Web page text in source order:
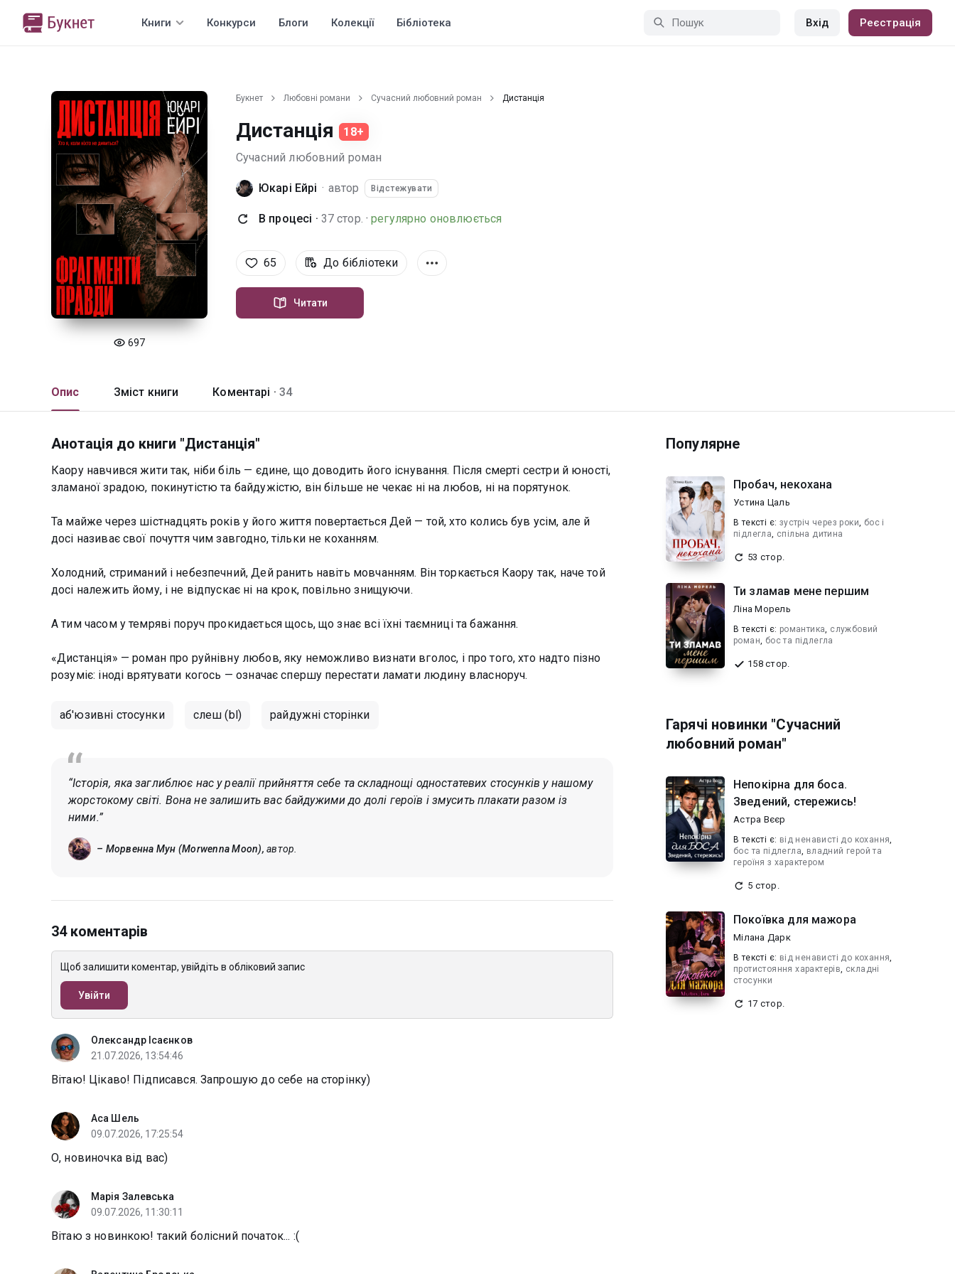
Книги Конкурси Блоги Колекції Бібліотека Вхід Реєстрація
697
Букнет Любовні романи Сучасний любовний роман Дистанція
Дистанція
18+
Сучасний любовний роман
Юкарі Ейрі · автор Відстежувати
В процесі · 37 стор. ·регулярно оновлюється
65 До бібліотеки
Читати
Опис Зміст книги Коментарі · 34
Анотація до книги "Дистанція"
Каору навчився жити так, ніби біль — єдине, що доводить його існування. Після смерті сестри й юності,
зламаної зрадою, покинутістю та байдужістю, він більше не чекає ні на любов, ні на порятунок.
Та майже через шістнадцять років у його життя повертається Дей — той, хто колись був усім, але й
досі називає свої почуття чим завгодно, тільки не коханням.
Холодний, стриманий і небезпечний, Дей ранить навіть мовчанням. Він торкається Каору так, наче той
досі належить йому, і не відпускає ні на крок, повільно знищуючи.
А тим часом у темряві поруч прокидається щось, що знає всі їхні таємниці та бажання.
«Дистанція» — роман про руйнівну любов, яку неможливо визнати вголос, і про того, хто надто пізно
розуміє: іноді врятувати когось — означає спершу перестати ламати людину власноруч.
аб'юзивні стосунки слеш (bl) райдужні сторінки
“Історія, яка заглиблює нас у реалії прийняття себе та складнощі одностатевих стосунків у нашому
жорстокому світі. Вона не залишить вас байдужими до долі героїв і змусить плакати разом із
ними.”
– Морвенна Мун (Morwenna Moon), автор.
34 коментарів
Щоб залишити коментар, увійдіть в обліковий запис
Увійти
Олександр Ісаєнков
21.07.2026, 13:54:46
Вітаю! Цікаво! Підписався. Запрошую до себе на сторінку)
Аса Шель
09.07.2026, 17:25:54
О, новиночка від вас)
Марія Залевська
09.07.2026, 11:30:11
Вітаю з новинкою! такий болісний початок... :(
Популярне
Пробач, некохана
Устина Цаль
В текcті є: зустріч через роки, бос і
підлегла, спільна дитина
53 стор.
Ти зламав мене першим
Ліна Морель
В текcті є: романтика, службовий
роман, бос та підлегла
158 стор.
Гарячі новинки "Сучасний
любовний роман"
Непокірна для боса.
Зведений, стережись!
Астра Вєєр
В текcті є: від ненависті до кохання,
бос та підлегла, владний герой та
героїня з характером
5 стор.
Покоївка для мажора
Мілана Дарк
В текcті є: від ненависті до кохання,
протистояння характерів, складні
стосунки
17 стор.